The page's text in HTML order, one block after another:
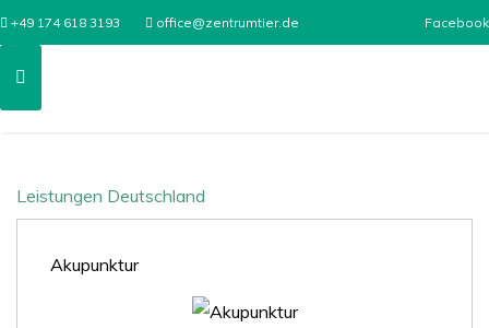
+49 174 618 3193 office@zentrumtier.de Facebook
Leistungen Deutschland
Akupunktur